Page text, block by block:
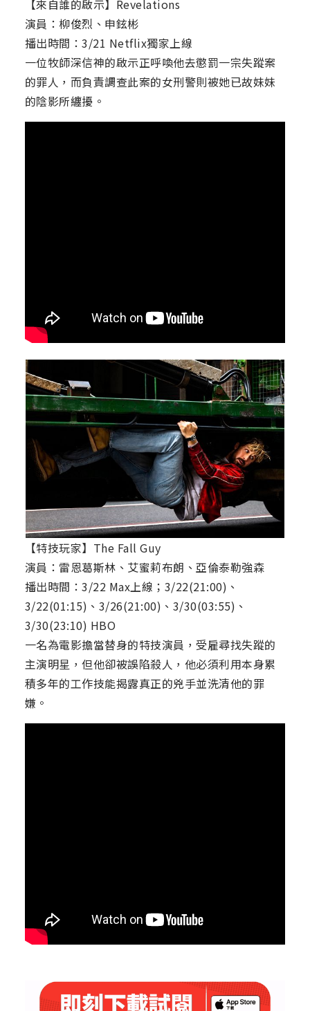
【來自誰的啟示】Revelations
演員：柳俊烈、申鉉彬
播出時間：3/21 Netflix獨家上線
一位牧師深信神的啟示正呼喚他去懲罰一宗失蹤案
的罪人，而負責調查此案的女刑警則被她已故妹妹
的陰影所纏擾。
【特技玩家】The Fall Guy
演員：雷恩葛斯林、艾蜜莉布朗、亞倫泰勒強森
播出時間：3/22 Max上線；3/22(21:00)、
3/22(01:15)、3/26(21:00)、3/30(03:55)、
3/30(23:10) HBO
一名為電影擔當替身的特技演員，受雇尋找失蹤的
主演明星，但他卻被誤陷殺人，他必須利用本身累
積多年的工作技能揭露真正的兇手並洗清他的罪
嫌。